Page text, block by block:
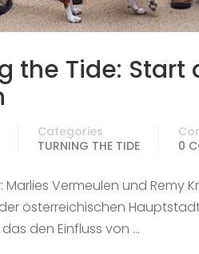
the Tide:
Categories
TURNING THE TIDE
0
Marlies Vermeulen und Remy
österreichischen
den Einfluss von …